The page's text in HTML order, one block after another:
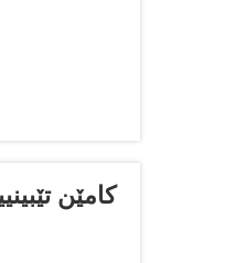
کامێن